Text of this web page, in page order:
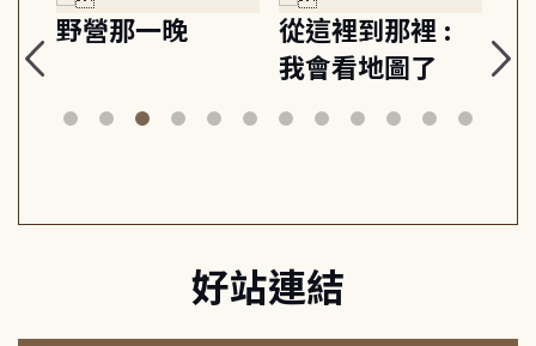
野營那一晚
從這裡到那裡 :
我會看地圖了
美
好站連結